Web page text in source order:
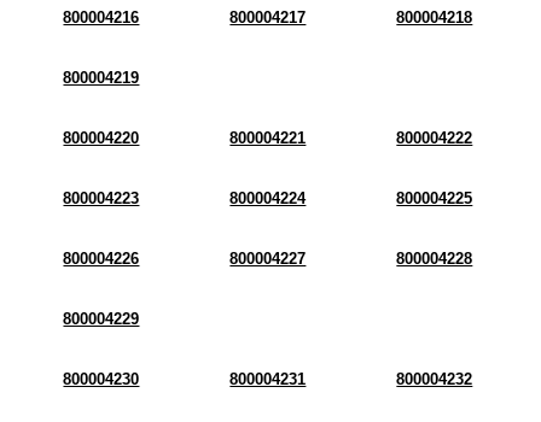
800004216 800004217 800004218
800004219
800004220 800004221 800004222
800004223 800004224 800004225
800004226 800004227 800004228
800004229
800004230 800004231 800004232